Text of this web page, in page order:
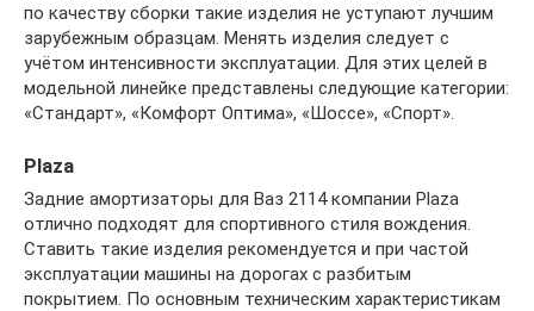
по качеству сборки такие изделия не уступают лучшим
зарубежным образцам. Менять изделия следует с
учётом интенсивности эксплуатации. Для этих целей в
модельной линейке представлены следующие категории:
«Стандарт», «Комфорт Оптима», «Шоссе», «Спорт».
Plaza
Задние амортизаторы для Ваз 2114 компании Plaza
отлично подходят для спортивного стиля вождения.
Ставить такие изделия рекомендуется и при частой
эксплуатации машины на дорогах с разбитым
покрытием. По основным техническим характеристикам